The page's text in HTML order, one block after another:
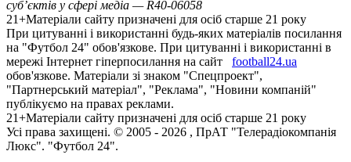
суб’єктів у сфері медіа — R40-06058
21+Матеріали сайту призначені для осіб старше 21 року
При цитуванні і використанні будь-яких матеріалів посилання
на "Футбол 24" обов'язкове. При цитуванні і використанні в
мережі Інтернет гіперпосилання на сайт
football24.ua
обов'язкове. Матеріали зі знаком "Спецпроект",
"Партнерський матеріал", "Реклама", "Новини компаній"
публікуємо на правах реклами.
21+Матеріали сайту призначені для осіб старше 21 року
Усi права захищенi. © 2005 - 2026 , ПрАТ "Телерадіокомпанія
Люкс". "Футбол 24".